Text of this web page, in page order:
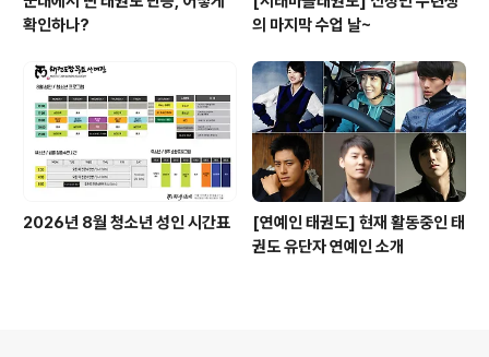
확인하나?
의 마지막 수업 날~
2026년 8월 청소년 성인 시간표
[연예인 태권도] 현재 활동중인 태
권도 유단자 연예인 소개